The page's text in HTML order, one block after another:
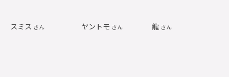
スミス さん ヤントモ さん 龍 さん